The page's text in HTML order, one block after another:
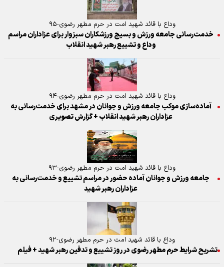
وداع با قائد شهید امت در حرم مطهر رضوی-۹۵
خدمت‌رسانی جامعه ورزش و بسیج ورزشکاران سبزوار برای عزاداران مراسم
وداع و تشییع رهبر شهید انقلاب
وداع با قائد شهید امت در حرم مطهر رضوی-۹۴
آماده‌سازی موکب جامعه ورزش و جوانان در مشهد برای خدمت‌رسانی به
عزاداران رهبر شهید انقلاب + گزارش تصویری
وداع با قائد شهید امت در حرم مطهر رضوی-۹۳
جامعه ورزش و جوانان آماده حضور در مراسم تشییع و خدمت‌رسانی به
عزاداران رهبر شهید
وداع با قائد شهید امت در حرم مطهر رضوی-۹۲
تشریح شرایط حرم مطهر رضوی در روز تشییع و تدفین رهبر شهید + فیلم